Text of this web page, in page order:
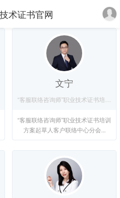
术证书官网
文宁
“客服联络咨询师”职业技术证书培训
方案起草人客户联络中心分会...